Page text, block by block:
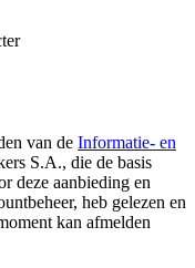
van de Informatie- en
S.A., die de basis
deze aanbieding en
heb gelezen en
kan afmelden